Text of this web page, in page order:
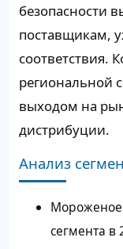
безопасности
поставщикам,
региональной
выходом на
дистрибуции.
Анализ
Мороженое
сегмента в